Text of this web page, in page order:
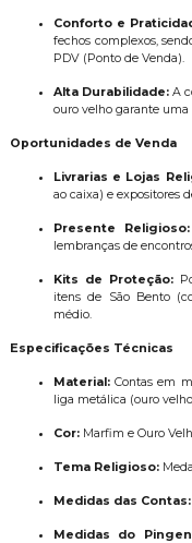
Conforto e
fechos complexos,
PDV (Ponto de Venda).
Alta Durabilidade:A
ouro velho garante
Oportunidades de Venda
Livrarias e Lojas
ao caixa) e expositores
Presente Religioso:
lembranças de
Kits de Proteção:
itens de São Bento
médio.
Especificações Técnicas
Material:Contas em
liga metálica (ouro
Cor:Marfim e Ouro
Tema Religioso:
Medidas das Contas:
Medidas do